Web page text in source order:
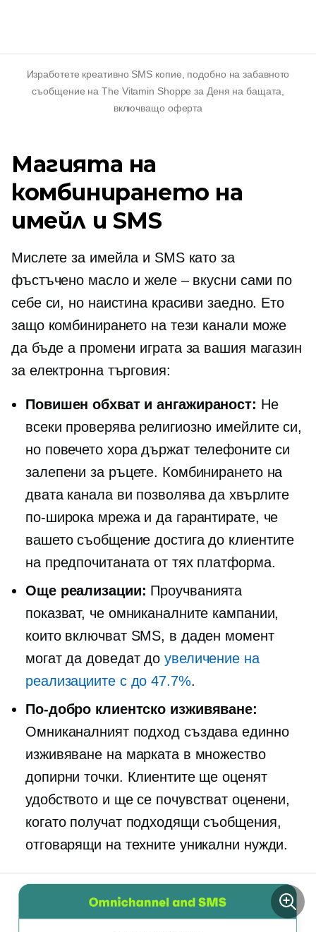
Изработете креативно SMS копие, подобно на забавното
съобщение на The Vitamin Shoppe за Деня на бащата,
включващо оферта
Магията на
комбинирането на
имейл и SMS
Мислете за имейла и SMS като за
фъстъчено масло и желе – вкусни сами по
себе си, но наистина красиви заедно. Ето
защо комбинирането на тези канали може
да бъде a промени игратаза вашия магазин
за електронна търговия:
Повишен обхват и ангажираност: Не
всеки проверява религиозно имейлите си,
но повечето хора държат телефоните си
залепени за ръцете. Комбинирането на
двата канала ви позволява да хвърлите
по-широка мрежа и да гарантирате, че
вашето съобщение достига до клиентите
на предпочитаната от тях платформа.
Още реализации: Проучванията
показват, че омниканалните кампании,
които включват SMS, в даден момент
могат да доведат до увеличение на
реализациите с до 47.7%.
По-добро клиентско изживяване:
Омниканалният подход създава единно
изживяване на марката в множество
допирни точки. Клиентите ще оценят
удобството и ще се почувстват оценени,
когато получат подходящи съобщения,
отговарящи на техните уникални нужди.